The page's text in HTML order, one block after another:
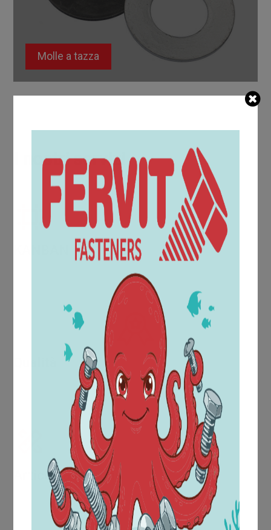
Molle a tazza
I nostri servizi
Il servizio KanBan per viteria e bulloneria, offre una
che può risolvere i tuoi problemi di
magazzino e abbattere i costi di gestione
La prova del raggiungimento di una qualità crescente
viene da riconoscimenti e certificazioni come la UNI EN
ISO 9001:2015.
Articoli a disegno
All'interno dell'ufficio acquisti è collocata l'area tecnica
che dispone di un moderno sistema di progettazione
CAD, il quale consente di realizzare i disegni dei